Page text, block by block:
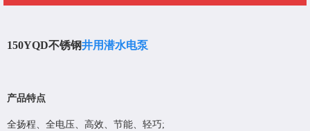
150YQD不锈钢井用潜水电泵
产品特点
全扬程、全电压、高效、节能、轻巧;